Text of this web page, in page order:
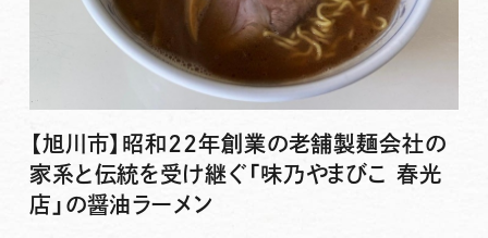
【旭川市】昭和22年創業の老舗製麺会社の
家系と伝統を受け継ぐ「味乃やまびこ 春光
店」の醤油ラーメン